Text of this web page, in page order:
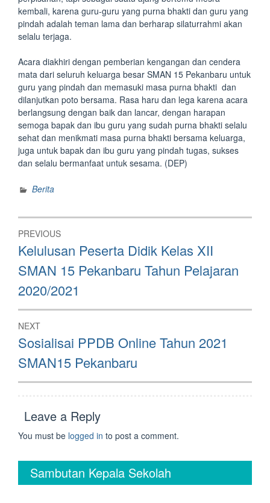
kembali, karena guru-guru yang purna bhakti dan guru yang
pindah adalah teman lama dan berharap silaturrahmi akan
selalu terjaga.
Acara diakhiri dengan pemberian kengangan dan cendera
mata dari seluruh keluarga besar SMAN 15 Pekanbaru untuk
guru yang pindah dan memasuki masa purna bhakti dan
dilanjutkan poto bersama. Rasa haru dan lega karena acara
berlangsung dengan baik dan lancar, dengan harapan
semoga bapak dan ibu guru yang sudah purna bhakti selalu
sehat dan menikmati masa purna bhakti bersama keluarga,
juga untuk bapak dan ibu guru yang pindah tugas, sukses
dan selalu bermanfaat untuk sesama. (DEP)
Berita
Post
navigation
PREVIOUS
Previous
post:
Kelulusan Peserta Didik Kelas XII
SMAN 15 Pekanbaru Tahun Pelajaran
2020/2021
NEXT
Next
post:
Sosialisai PPDB Online Tahun 2021
SMAN15 Pekanbaru
Leave a Reply
You must be logged in to post a comment.
Sambutan Kepala Sekolah